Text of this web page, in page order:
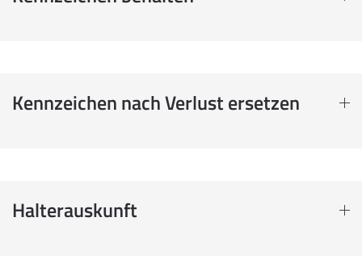
Kennzeichen nach Verlust ersetzen
Halterauskunft